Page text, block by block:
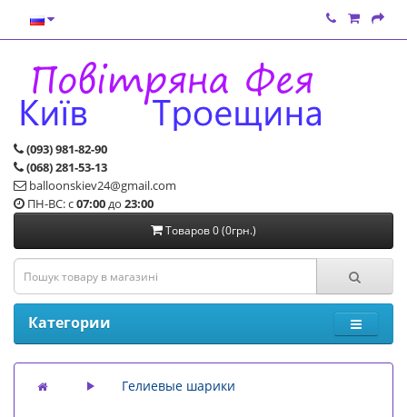
(093) 981-82-90
(068) 281-53-13
balloonskiev24@gmail.com
ПН-ВС: с07:00до 23:00
Товаров 0 (0грн.)
Категории
Гелиевые шарики